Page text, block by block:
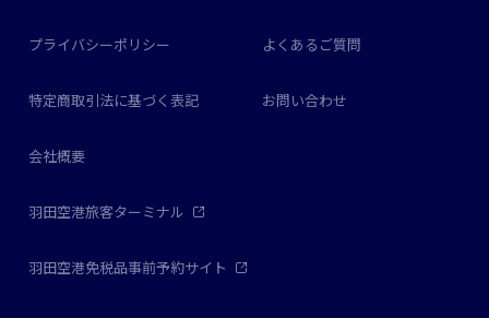
プライバシーポリシー よくあるご質問
特定商取引法に基づく表記 お問い合わせ
会社概要
羽田空港旅客ターミナル
羽田空港免税品事前予約サイト